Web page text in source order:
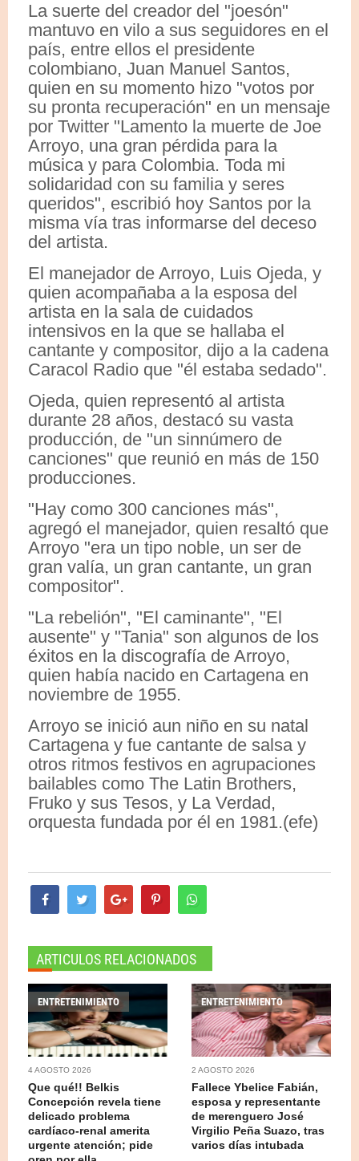
La suerte del creador del "joesón"
mantuvo en vilo a sus seguidores en el
país, entre ellos el presidente
colombiano, Juan Manuel Santos,
quien en su momento hizo "votos por
su pronta recuperación" en un mensaje
por Twitter "Lamento la muerte de Joe
Arroyo, una gran pérdida para la
música y para Colombia. Toda mi
solidaridad con su familia y seres
queridos", escribió hoy Santos por la
misma vía tras informarse del deceso
del artista.
El manejador de Arroyo, Luis Ojeda, y
quien acompañaba a la esposa del
artista en la sala de cuidados
intensivos en la que se hallaba el
cantante y compositor, dijo a la cadena
Caracol Radio que "él estaba sedado".
Ojeda, quien representó al artista
durante 28 años, destacó su vasta
producción, de "un sinnúmero de
canciones" que reunió en más de 150
producciones.
"Hay como 300 canciones más",
agregó el manejador, quien resaltó que
Arroyo "era un tipo noble, un ser de
gran valía, un gran cantante, un gran
compositor".
"La rebelión", "El caminante", "El
ausente" y "Tania" son algunos de los
éxitos en la discografía de Arroyo,
quien había nacido en Cartagena en
noviembre de 1955.
Arroyo se inició aun niño en su natal
Cartagena y fue cantante de salsa y
otros ritmos festivos en agrupaciones
bailables como The Latin Brothers,
Fruko y sus Tesos, y La Verdad,
orquesta fundada por él en 1981.(efe)
ARTICULOS RELACIONADOS
ENTRETENIMIENTO
4 AGOSTO 2026
Que qué!! Belkis
Concepción revela tiene
delicado problema
cardíaco-renal amerita
urgente atención; pide
ENTRETENIMIENTO
2 AGOSTO 2026
Fallece Ybelice Fabián,
esposa y representante
de merenguero José
Virgilio Peña Suazo, tras
varios días intubada